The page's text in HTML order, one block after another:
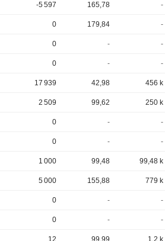
-5 597 165,78 -
0 179,84 -
0 - -
0 - -
17 939 42,98 456 k
2 509 99,62 250 k
0 - -
0 - -
1 000 99,48 99,48 k
5 000 155,88 779 k
0 - -
0 - -
12 99,99 1,2 k